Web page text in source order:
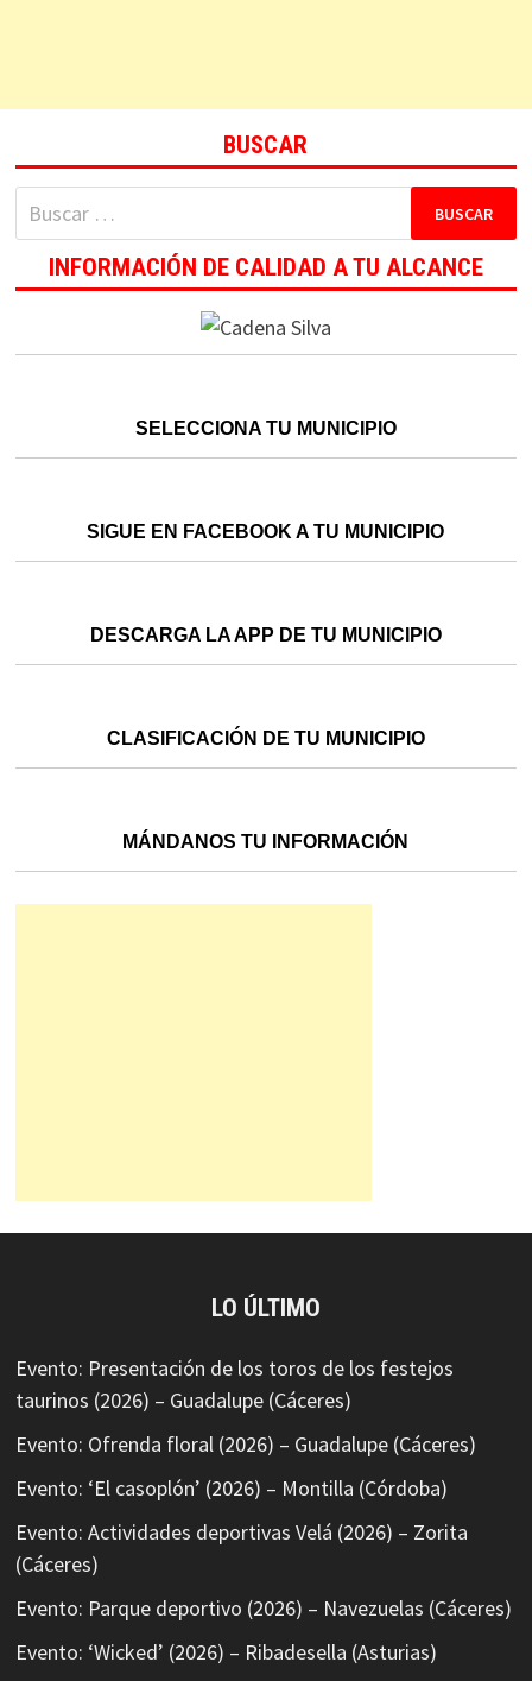
BUSCAR
Buscar:
INFORMACIÓN DE CALIDAD A TU ALCANCE
SELECCIONA TU MUNICIPIO
SIGUE EN FACEBOOK A TU MUNICIPIO
DESCARGA LA APP DE TU MUNICIPIO
CLASIFICACIÓN DE TU MUNICIPIO
MÁNDANOS TU INFORMACIÓN
LO ÚLTIMO
Evento: Presentación de los toros de los festejos
taurinos (2026) – Guadalupe (Cáceres)
Evento: Ofrenda floral (2026) – Guadalupe (Cáceres)
Evento: ‘El casoplón’ (2026) – Montilla (Córdoba)
Evento: Actividades deportivas Velá (2026) – Zorita
(Cáceres)
Evento: Parque deportivo (2026) – Navezuelas (Cáceres)
Evento: ‘Wicked’ (2026) – Ribadesella (Asturias)